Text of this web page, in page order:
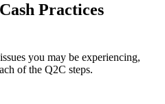
Practices
you may be experiencing,
of the Q2C steps.